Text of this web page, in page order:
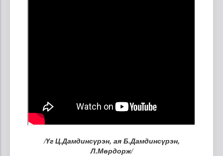
/Үг Ц.Дамдинсүрэн, ая Б.Дамдинсүрэн,
Л.Мөрдорж/